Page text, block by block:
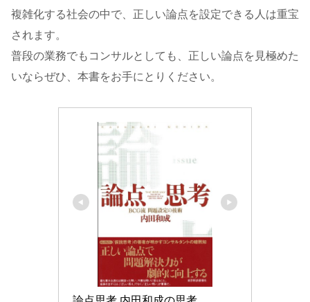
複雑化する社会の中で、正しい論点を設定できる人は重宝
されます。
普段の業務でもコンサルとしても、正しい論点を見極めた
いならぜひ、本書をお手にとりください。